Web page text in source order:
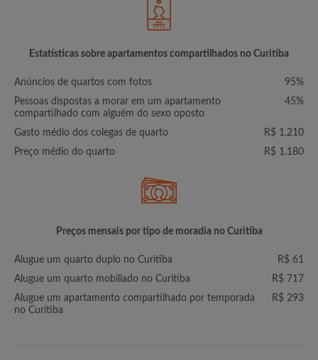
Estatísticas sobre apartamentos compartilhados no Curitiba
Anúncios de quartos com fotos
95%
Pessoas dispostas a morar em um apartamento
compartilhado com alguém do sexo oposto
45%
Gasto médio dos colegas de quarto
R$ 1.210
Preço médio do quarto
R$ 1.180
Preços mensais por tipo de moradia no Curitiba
Alugue um quarto duplo no Curitiba
R$ 61
Alugue um quarto mobiliado no Curitiba
R$ 717
Alugue um apartamento compartilhado por temporada
no Curitiba
R$ 293